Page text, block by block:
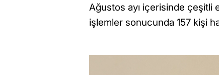
Ağustos ayı içerisinde çeşitli
işlemler sonucunda 157 kişi